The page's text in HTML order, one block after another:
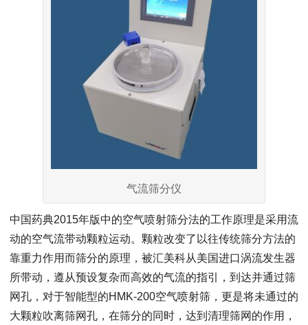
气流筛分仪
中国药典2015年版中的空气喷射筛分法的工作原理是采用流
动的空气流带动颗粒运动。颗粒改变了以往传统筛分方法的
靠重力作用而筛分的原理，被汇美科从美国进口涡流发生器
所带动，遵从预设复杂而高效的气流的指引，到达并通过筛
网孔，对于智能型的HMK-200空气喷射筛，更是将未通过的
大颗粒吹离筛网孔，在筛分的同时，达到清理筛网的作用，